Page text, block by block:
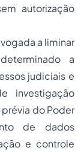
autorização
a liminar
a
judiciais e
investigação
do Poder
de dados
e controle